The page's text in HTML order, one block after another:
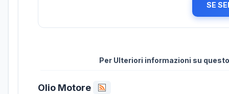
SE
Per Ulteriori informazioni su
Olio Motore